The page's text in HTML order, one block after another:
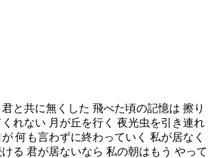
と共に無くした 飛べた頃の記憶は 擦り
れない 月が丘を行く 夜光虫を引き連れ
何も言わずに終わっていく 私が居なく
る 君が居ないなら 私の朝はもう やって